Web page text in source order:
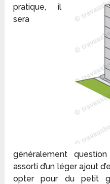
pratique, il
sera
généralement
assorti d’un léger ajout
opter pour du petit